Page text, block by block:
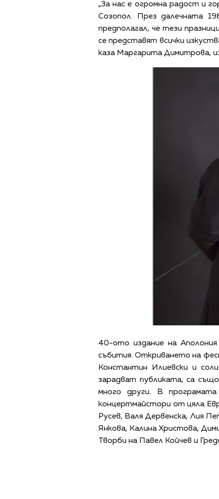
„За нас е огромна радост и
Созопол. През далечната
предполагал, че тези
се представят всички
каза Маргарита Димитрова,
40-ото издание на
събития. Откриването на
Константин Илиевски и
зарадват публиката, са
много други. В
концертмайстори от цяла
Русев, Валя Дервенска, Лия
Янкова, Калина Христова,
Творби на Павел Койчев и